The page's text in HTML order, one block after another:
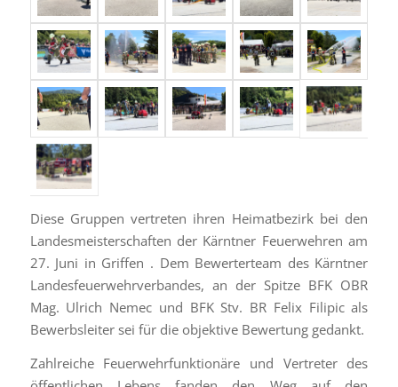
Diese Gruppen vertreten ihren Heimatbezirk bei den
Landesmeisterschaften der Kärntner Feuerwehren am
27. Juni in Griffen . Dem Bewerterteam des Kärntner
Landesfeuerwehrverbandes, an der Spitze BFK OBR
Mag. Ulrich Nemec und BFK Stv. BR Felix Filipic als
Bewerbsleiter sei für die objektive Bewertung gedankt.
Zahlreiche Feuerwehrfunktionäre und Vertreter des